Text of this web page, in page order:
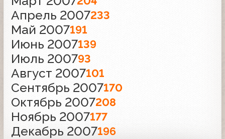
Апрель 2007233
Май 2007191
Июнь 2007139
Июль 200793
Август 2007101
Сентябрь 2007170
Октябрь 2007208
Ноябрь 2007177
Декабрь 2007196